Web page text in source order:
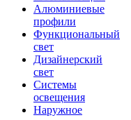
Алюминиевые
профили
Функциональный
свет
Дизайнерский
свет
Системы
освещения
Наружное